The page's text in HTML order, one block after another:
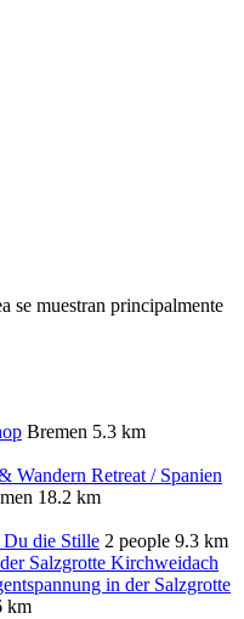
se muestran principalmente
Bremen 5.3 km
Wandern Retreat / Spanien
18.2 km
die Stille 2 people 9.3 km
in der Salzgrotte
km